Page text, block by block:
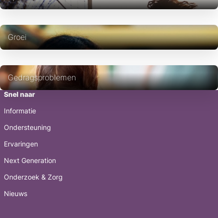
Groei
Gedragsproblemen
Snel naar
Informatie
Ondersteuning
Ervaringen
Next Generation
Onderzoek & Zorg
Nieuws